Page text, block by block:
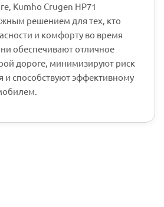
Kumho Crugen HP71
решением для тех, кто
и комфорту во время
обеспечивают отличное
дороге, минимизируют риск
и способствуют эффективному